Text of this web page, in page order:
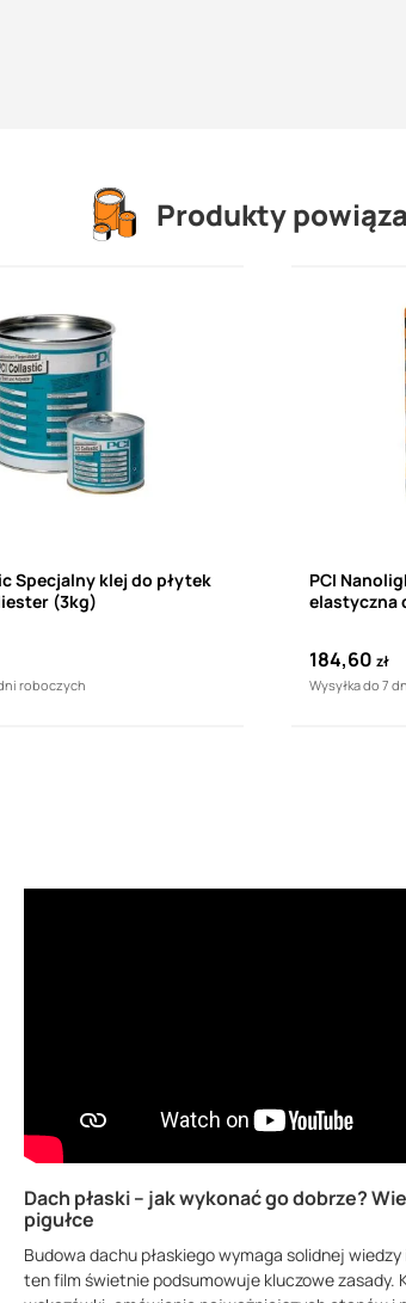
Produkty
Specjalny klej do płytek
(3kg)
roboczych
PCI
elastyczna
184,60 zł
Wysyłka do 7
Dach płaski – jak wykonać go dobrze?
pigułce
Budowa dachu płaskiego wymaga solidnej wiedzy
ten film świetnie podsumowuje kluczowe zasady.